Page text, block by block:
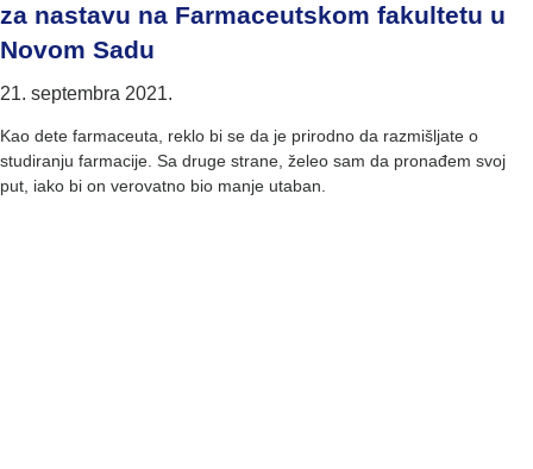
za nastavu na Farmaceutskom fakultetu u
Novom Sadu
21. septembra 2021.
Kao dete farmaceuta, reklo bi se da je prirodno da razmišljate o
studiranju farmacije. Sa druge strane, želeo sam da pronađem svoj
put, iako bi on verovatno bio manje utaban.